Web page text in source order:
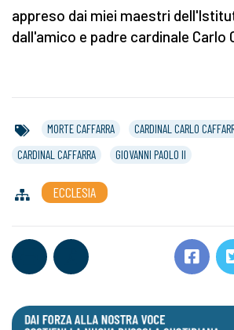
appreso dai miei maestri
dall'amico e padre cardinale Carlo
MORTE CAFFARRA
CARDINAL CARLO
CARDINAL CAFFARRA
GIOVANNI PAOLO II
ECCLESIA